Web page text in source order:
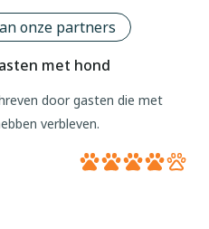
onze partners
met hond
door gasten die met
verbleven.